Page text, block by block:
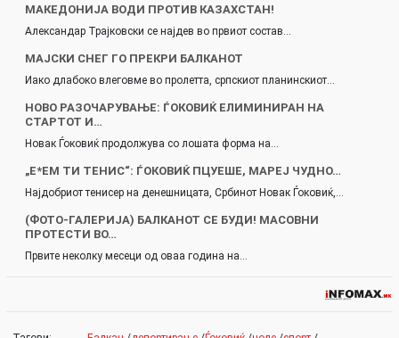
МАКЕДОНИЈА ВОДИ ПРОТИВ КАЗАХСТАН!
Александар Трајковски се најдев во првиот состав…
МАЈСКИ СНЕГ ГО ПРЕКРИ БАЛКАНОТ
Иако длабоко влеговме во пролетта, српскиот планинскиот…
НОВО РАЗОЧАРУВАЊЕ: ЃОКОВИЌ ЕЛИМИНИРАН НА
СТАРТОТ И…
Новак Ѓоковиќ продолжува со лошата форма на…
„Е*ЕМ ТИ ТЕНИС“: ЃОКОВИЌ ПЦУЕШЕ, МАРЕЈ ЧУДНО…
Најдобриот тенисер на денешницата, Србинот Новак Ѓоковиќ,…
(ФОТО-ГАЛЕРИЈА) БАЛКАНОТ СЕ БУДИ! МАСОВНИ
ПРОТЕСТИ ВО…
Првите неколку месеци од оваа година на…